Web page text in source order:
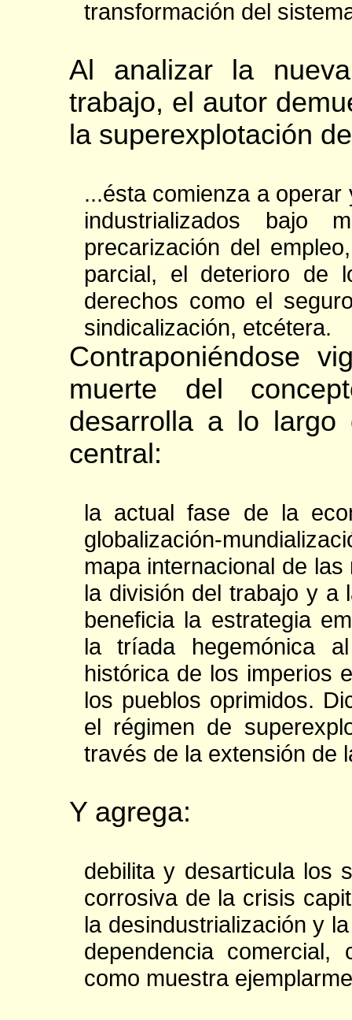
transformación del
Al analizar la
trabajo, el autor
la superexplotación
...ésta comienza a
industrializados bajo
precarización del
parcial, el deterioro de
derechos como el
sindicalización, etcétera.
Contraponiéndose
muerte del
desarrolla a lo largo
central:
la actual fase de la
globalización-
mapa internacional de
la división del trabajo y a
beneficia la estrategia
la tríada hegemónica
histórica de los imperios
los pueblos oprimidos.
el régimen de
través de la extensión de
Y agrega:
debilita y desarticula los
corrosiva de la crisis
la desindustrialización y
dependencia comercial,
como muestra